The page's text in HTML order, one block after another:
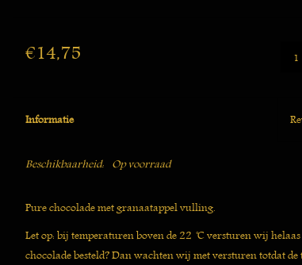
€14,75
Informatie
Beschikbaarheid: Op voorraad
Pure chocolade met granaatappel vulling.
Let op: bij temperaturen boven de 22 ̊C versturen wij
chocolade besteld? Dan wachten wij met versturen totdat